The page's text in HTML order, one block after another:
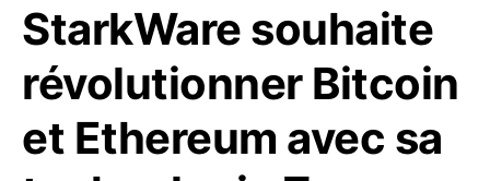
StarkWare souhaite
révolutionner Bitcoin
et Ethereum avec sa